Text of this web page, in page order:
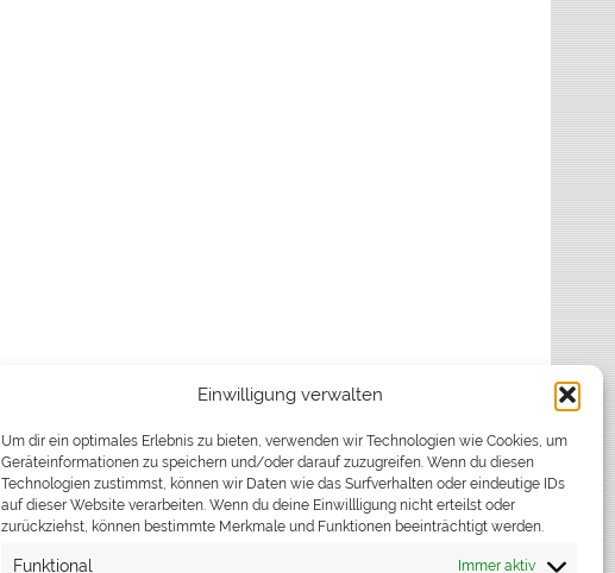
Einwilligung verwalten
Um dir ein optimales Erlebnis zu bieten, verwenden wir Technologien wie Cookies, um
Geräteinformationen zu speichern und/oder darauf zuzugreifen. Wenn du diesen
Technologien zustimmst, können wir Daten wie das Surfverhalten oder eindeutige IDs
auf dieser Website verarbeiten. Wenn du deine Einwillligung nicht erteilst oder
zurückziehst, können bestimmte Merkmale und Funktionen beeinträchtigt werden.
Funktional Immer aktiv